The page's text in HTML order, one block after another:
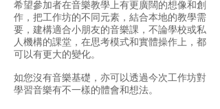
希望參加者在音樂教學上有更廣闊的想像和創
作，把工作坊的不同元素，結合本地的教學需
要，建構適合小朋友的音樂課，不論學校或私
人機構的課堂，在思考模式和實體操作上，都
可以有更大的變化。
如您沒有音樂基礎，亦可以透過今次工作坊對
學習音樂有不一樣的體會和想法。